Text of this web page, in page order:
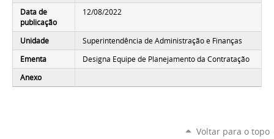
Data de
publicação
12/08/2022
Unidade
Superintendência de Administração e Finanças
Ementa
Designa Equipe de Planejamento da Contratação
Anexo
Voltar para o topo